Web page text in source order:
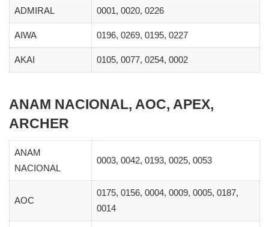
ADMIRAL 0001, 0020, 0226
AIWA 0196, 0269, 0195, 0227
AKAI 0105, 0077, 0254, 0002
ANAM NACIONAL, AOC, APEX,
ARCHER
ANAM
NACIONAL
0003, 0042, 0193, 0025, 0053
AOC
0175, 0156, 0004, 0009, 0005, 0187,
0014